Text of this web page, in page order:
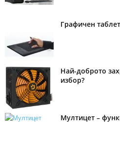
Графичен
Най-доброто
избор?
Мултицет –